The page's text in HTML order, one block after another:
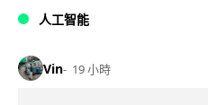
人工智能
Vin 19 小時